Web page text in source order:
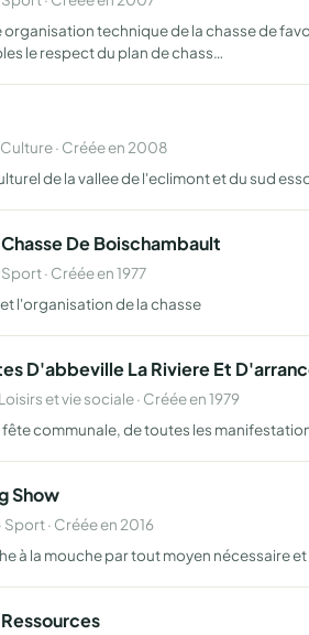
organisation technique de la chasse de
le respect du plan de chass…
Culture · Créée en 2008
de la vallee de l'eclimont et du sud
De Boischambault
· Créée en 1977
l'organisation de la chasse
D'abbeville La Riviere Et
et vie sociale · Créée en 1979
communale, de toutes les
Show
Sport · Créée en 2016
à la mouche par tout moyen nécessaire